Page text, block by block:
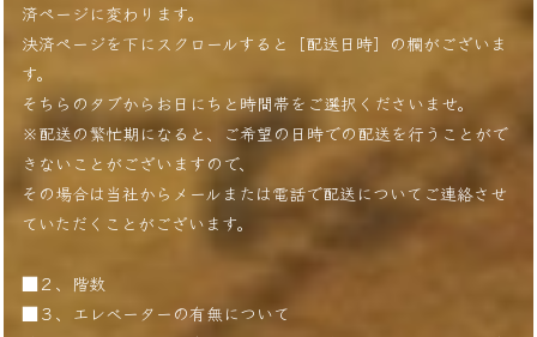
済ページに変わります。
決済ページを下にスクロールすると［配送日時］の欄がございま
す。
そちらのタブからお日にちと時間帯をご選択くださいませ。
※配送の繁忙期になると、ご希望の日時での配送を行うことがで
きないことがございますので、
その場合は当社からメールまたは電話で配送についてご連絡させ
ていただくことがございます。
■２、階数
■３、エレベーターの有無について